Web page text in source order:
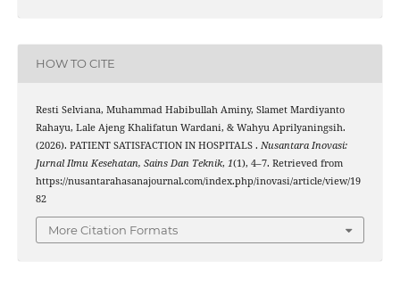
HOW TO CITE
Resti Selviana, Muhammad Habibullah Aminy, Slamet Mardiyanto
Rahayu, Lale Ajeng Khalifatun Wardani, & Wahyu Aprilyaningsih.
(2026). PATIENT SATISFACTION IN HOSPITALS . Nusantara Inovasi:
Jurnal Ilmu Kesehatan, Sains Dan Teknik, 1(1), 4–7. Retrieved from
https://nusantarahasanajournal.com/index.php/inovasi/article/view/19
82
More Citation Formats